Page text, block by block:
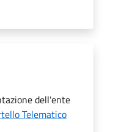
dell'ente
Telematico